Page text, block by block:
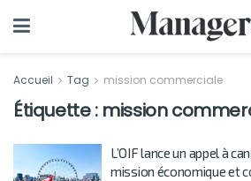
Accueil Tag mission commerciale
Étiquette : mission
L’OIF lance un appel à
mission économique et